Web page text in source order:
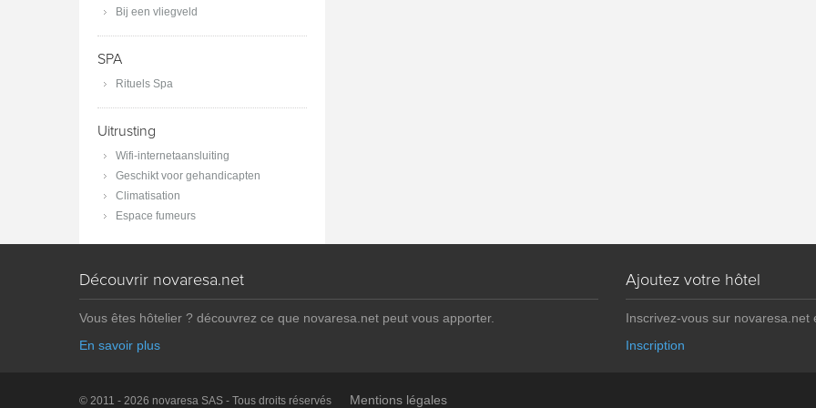
Bij een vliegveld
SPA
Rituels Spa
Uitrusting
Wifi-internetaansluiting
Geschikt voor gehandicapten
Climatisation
Espace fumeurs
Découvrir novaresa.net
Vous êtes hôtelier ? découvrez ce que novaresa.net peut vous apporter.
En savoir plus
Ajoutez votre hôtel
Inscrivez-vous sur novaresa.net
Inscription
© 2011 - 2026 novaresa SAS - Tous droits réservés Mentions légales